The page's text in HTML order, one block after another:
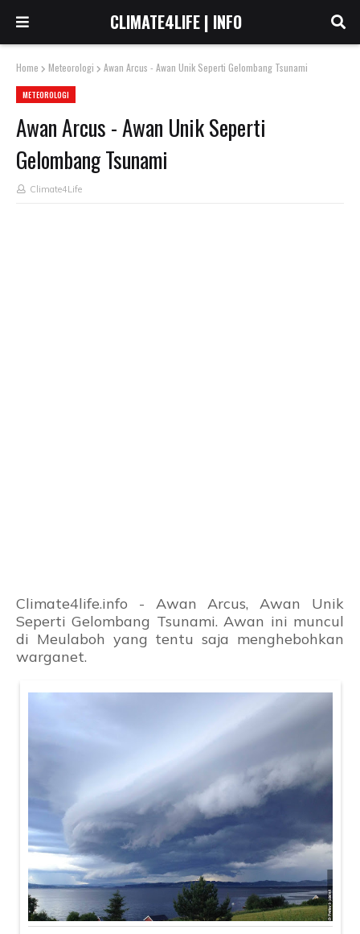
CLIMATE4LIFE | INFO
Home Meteorologi Awan Arcus - Awan Unik Seperti Gelombang Tsunami
METEOROLOGI
Awan Arcus - Awan Unik Seperti
Gelombang Tsunami
Climate4Life
Climate4life.info - Awan Arcus, Awan Unik
Seperti Gelombang Tsunami. Awan ini muncul
di Meulaboh yang tentu saja menghebohkan
warganet.